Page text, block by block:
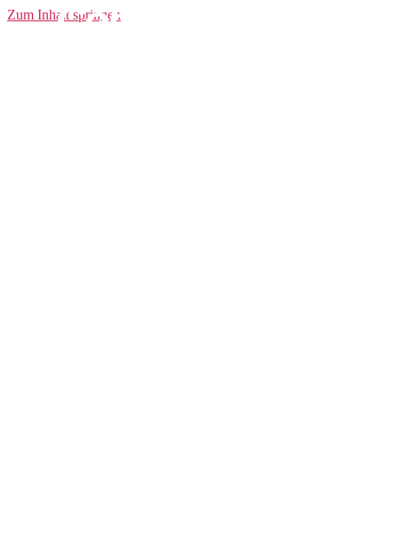
Zum Inhalt springen
Core Bike Sock